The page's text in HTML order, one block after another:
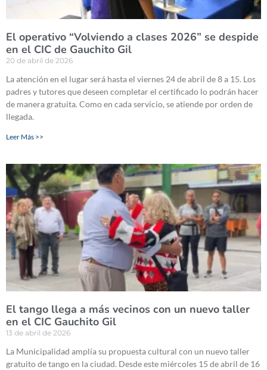
El operativo “Volviendo a clases 2026” se despide
en el CIC de Gauchito Gil
20 de abril de 2026
La atención en el lugar será hasta el viernes 24 de abril de 8 a 15. Los
padres y tutores que deseen completar el certificado lo podrán hacer
de manera gratuita. Como en cada servicio, se atiende por orden de
llegada.
Leer Más >>
El tango llega a más vecinos con un nuevo taller
en el CIC Gauchito Gil
13 de abril de 2026
La Municipalidad amplía su propuesta cultural con un nuevo taller
gratuito de tango en la ciudad. Desde este miércoles 15 de abril de 16